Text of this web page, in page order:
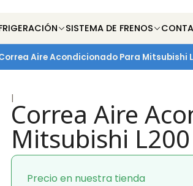
SISTEMA DE FRENOS
Aire Acondicionado Para Mitsubishi
|Correa Aire
Mitsubishi
Precio en nuestra tienda